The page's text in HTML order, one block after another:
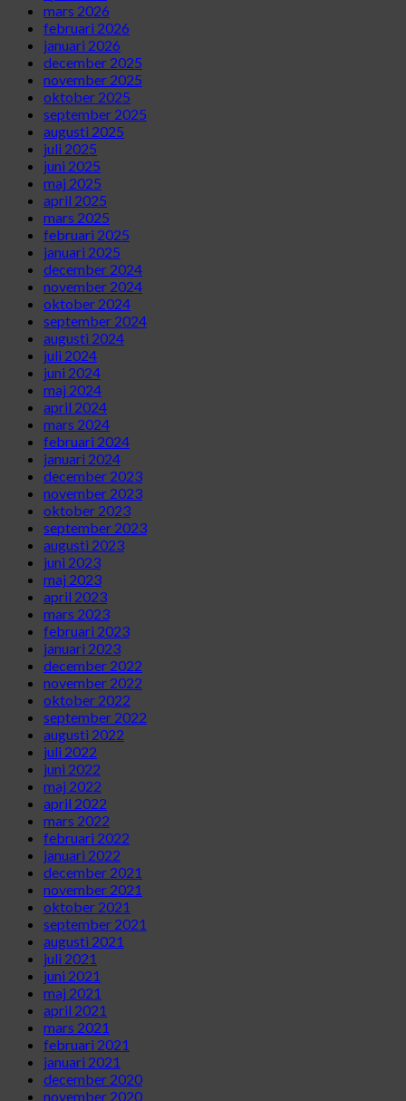
mars 2026
februari 2026
januari 2026
december 2025
november 2025
oktober 2025
september 2025
augusti 2025
juli 2025
juni 2025
maj 2025
april 2025
mars 2025
februari 2025
januari 2025
december 2024
november 2024
oktober 2024
september 2024
augusti 2024
juli 2024
juni 2024
maj 2024
april 2024
mars 2024
februari 2024
januari 2024
december 2023
november 2023
oktober 2023
september 2023
augusti 2023
juni 2023
maj 2023
april 2023
mars 2023
februari 2023
januari 2023
december 2022
november 2022
oktober 2022
september 2022
augusti 2022
juli 2022
juni 2022
maj 2022
april 2022
mars 2022
februari 2022
januari 2022
december 2021
november 2021
oktober 2021
september 2021
augusti 2021
juli 2021
juni 2021
maj 2021
april 2021
mars 2021
februari 2021
januari 2021
december 2020
november 2020